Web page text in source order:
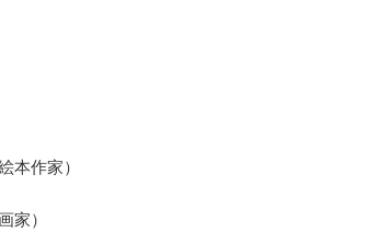
本作家）
家）